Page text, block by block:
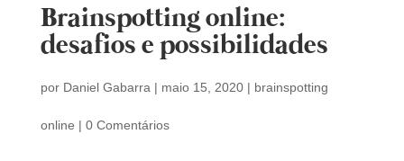
Brainspotting online:
desafios e possibilidades
por Daniel Gabarra | maio 15, 2020| brainspotting
online | 0 Comentários